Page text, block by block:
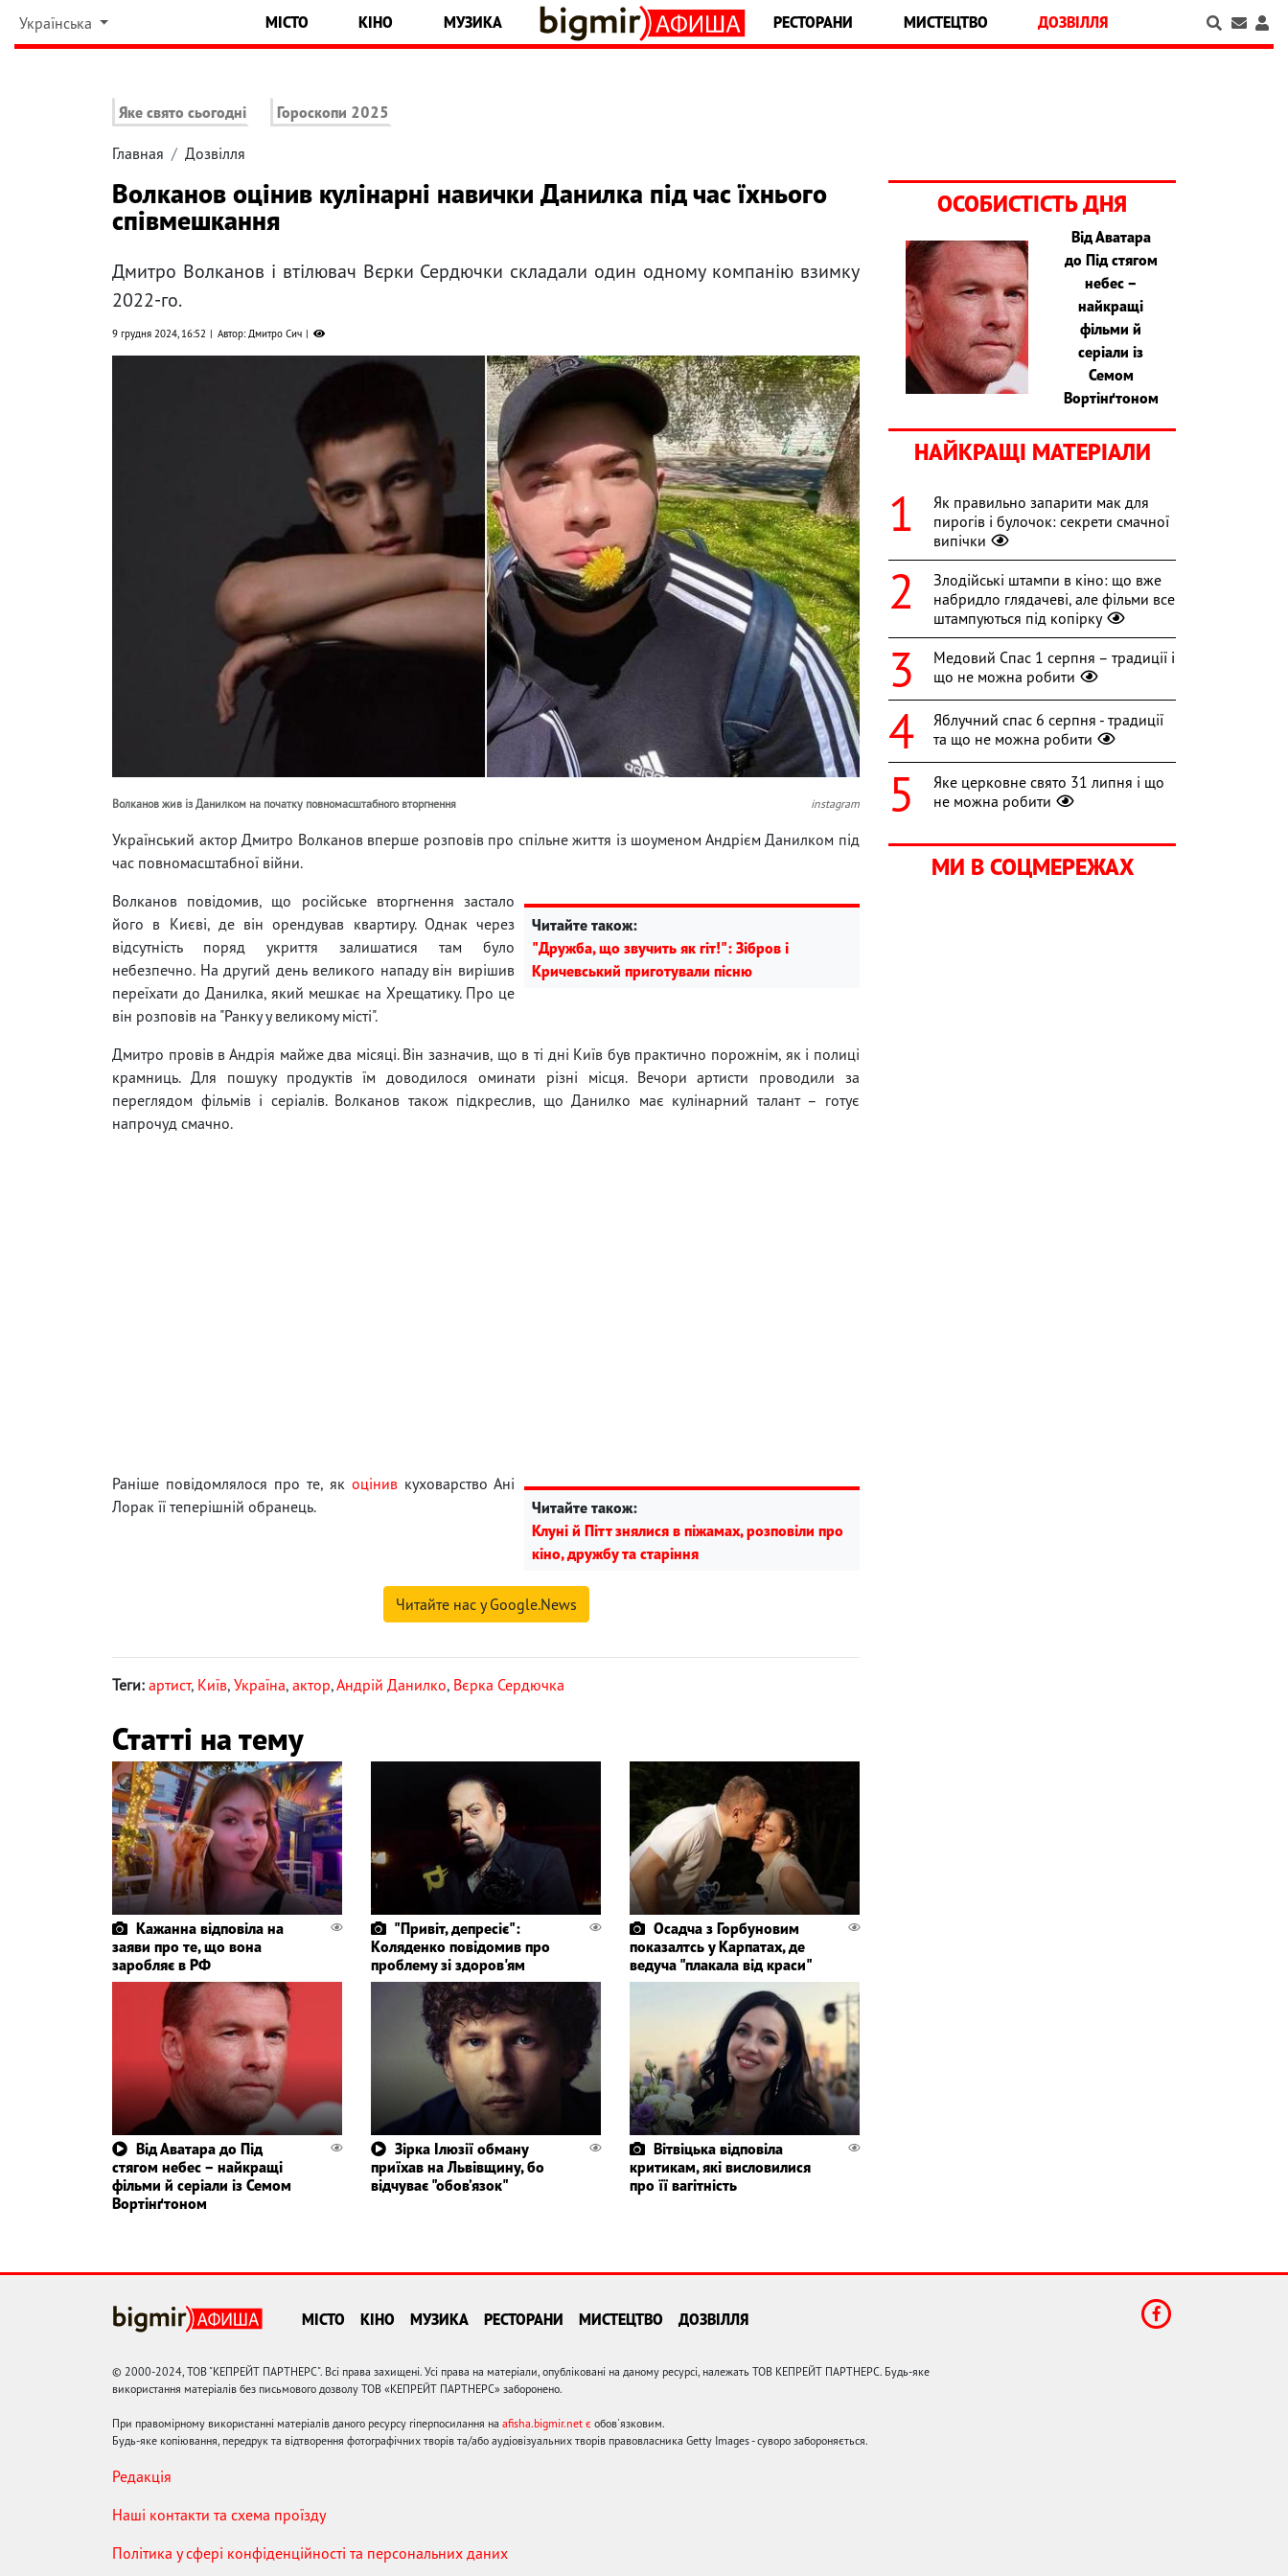
Українська МІСТО КІНО МУЗИКА РЕСТОРАНИ МИСТЕЦТВО ДОЗВІЛЛЯ
Яке свято сьогодні Гороскопи 2025
Главная Дозвілля
Волканов оцінив кулінарні навички Данилка під час їхнього
співмешкання
Дмитро Волканов і втілювач Вєрки Сердючки складали один одному компанію взимку
2022-го.
9 грудня 2024, 16:52 Автор: Дмитро Сич
Волканов жив із Данилком на початку повномасштабного вторгнення instagram
Український актор Дмитро Волканов вперше розповів про спільне життя із шоуменом Андрієм Данилком під
час повномасштабної війни.
Читайте також:
"Дружба, що звучить як гіт!": Зібров і
Кричевський приготували пісню
Волканов повідомив, що російське вторгнення застало
його в Києві, де він орендував квартиру. Однак через
відсутність поряд укриття залишатися там було
небезпечно. На другий день великого нападу він вирішив
переїхати до Данилка, який мешкає на Хрещатику. Про це
він розповів на "Ранку у великому місті".
Дмитро провів в Андрія майже два місяці. Він зазначив, що в ті дні Київ був практично порожнім, як і полиці
крамниць. Для пошуку продуктів їм доводилося оминати різні місця. Вечори артисти проводили за
переглядом фільмів і серіалів. Волканов також підкреслив, що Данилко має кулінарний талант – готує
напрочуд смачно.
Читайте також:
Клуні й Пітт знялися в піжамах, розповіли про
кіно, дружбу та старіння
Раніше повідомлялося про те, як оцінив куховарство Ані
Лорак її теперішній обранець.
Читайте нас у Google.News
Теги: артист, Київ, Україна, актор,Андрій Данилко, Вєрка Сердючка
Статті на тему
Кажанна відповіла на
заяви про те, що вона
заробляє в РФ
"Привіт, депресіє":
Коляденко повідомив про
проблему зі здоров'ям
Осадча з Горбуновим
показалтсь у Карпатах, де
ведуча "плакала від краси"
Від Аватара до Під
стягом небес – найкращі
фільми й серіали із Семом
Вортінґтоном
Зірка Ілюзії обману
приїхав на Львівщину, бо
відчуває "обов’язок"
Вітвіцька відповіла
критикам, які висловилися
про її вагітність
ОСОБИСТІСТЬ ДНЯ
Від Аватара
до Під стягом
небес –
найкращі
фільми й
серіали із
Семом
Вортінґтоном
НАЙКРАЩІ МАТЕРІАЛИ
Як правильно запарити мак для
пирогів і булочок: секрети смачної
випічки
Злодійські штампи в кіно: що вже
набридло глядачеві, але фільми все
штампуються під копірку
Медовий Спас 1 серпня – традиції і
що не можна робити
Яблучний спас 6 серпня - традиції
та що не можна робити
Яке церковне свято 31 липня і що
не можна робити
МИ В СОЦМЕРЕЖАХ
МІСТО КІНО МУЗИКА РЕСТОРАНИ МИСТЕЦТВО ДОЗВІЛЛЯ
© 2000-2024, ТОВ "КЕПРЕЙТ ПАРТНЕРС". Всі права захищені. Усі права на матеріали, опубліковані на даному ресурсі, належать ТОВ КЕПРЕЙТ ПАРТНЕРС. Будь-яке
використання матеріалів без письмового дозволу ТОВ «КЕПРЕЙТ ПАРТНЕРС» заборонено.
При правомірному використанні матеріалів даного ресурсу гіперпосилання на afisha.bigmir.net є обов'язковим.
Будь-яке копіювання, передрук та відтворення фотографічних творів та/або аудіовізуальних творів правовласника Getty Images - суворо забороняється.
Редакція
Наші контакти та схема проїзду
Політика у сфері конфіденційності та персональних даних